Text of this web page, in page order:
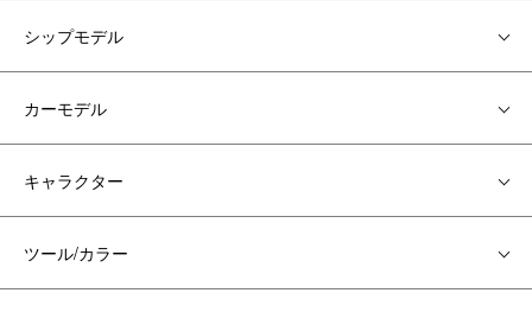
シップモデル
カーモデル
キャラクター
ツール/カラー